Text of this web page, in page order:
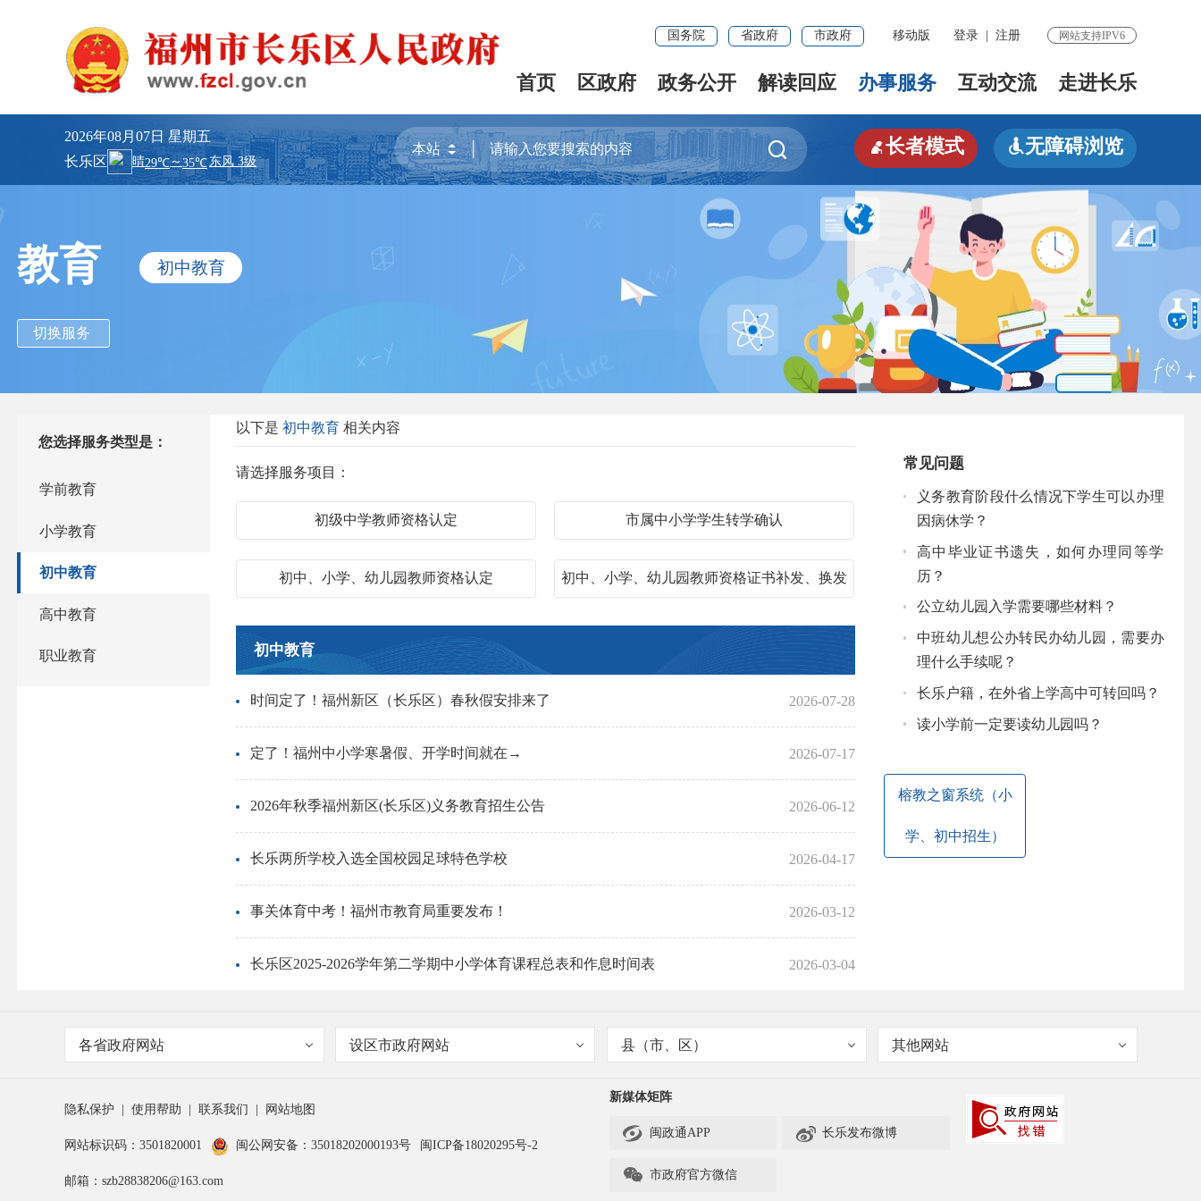
国务院 省政府 市政府 移动版 登录 注册 网站支持IPV6
首页 区政府 政务公开 解读回应 办事服务 互动交流 走进长乐
2026年08月07日 星期五
长乐区
 长者模式 无障碍浏览
教育 初中教育
切换服务
您选择服务类型是：
学前教育
小学教育
初中教育
高中教育
职业教育
以下是 初中教育 相关内容
请选择服务项目：
初级中学教师资格认定 市属中小学学生转学确认
初中、小学、幼儿园教师资格认定 初中、小学、幼儿园教师资格证书补发、换发
初中教育
时间定了！福州新区（长乐区）春秋假安排来了 2026-07-28
定了！福州中小学寒暑假、开学时间就在→ 2026-07-17
2026年秋季福州新区(长乐区)义务教育招生公告 2026-06-12
长乐两所学校入选全国校园足球特色学校 2026-04-17
事关体育中考！福州市教育局重要发布！ 2026-03-12
长乐区2025-2026学年第二学期中小学体育课程总表和作息时间表 2026-03-04
常见问题
义务教育阶段什么情况下学生可以办理
因病休学？
高中毕业证书遗失，如何办理同等学
历？
公立幼儿园入学需要哪些材料？
中班幼儿想公办转民办幼儿园，需要办
理什么手续呢？
长乐户籍，在外省上学高中可转回吗？
读小学前一定要读幼儿园吗？
榕教之窗系统（小
学、初中招生）
各省政府网站 设区市政府网站 县（市、区） 其他网站
隐私保护 使用帮助 联系我们 网站地图
网站标识码：3501820001 闽公网安备：35018202000193号 闽ICP备18020295号-2
邮箱：szb28838206@163.com
新媒体矩阵
 闽政通APP  长乐发布微博
 市政府官方微信